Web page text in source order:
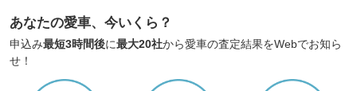
あなたの愛車、今いくら？
申込み最短3時間後に最大20社から愛車の査定結果をWebでお知ら
せ！